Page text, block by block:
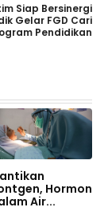
Siap Bersinergi
Gelar FGD Cari
Pendidikan
Hormon
Air...